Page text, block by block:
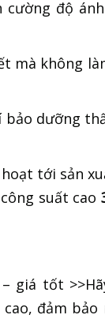
độ
mà không
bảo dưỡng
tới sản
suất cao
giá tốt
đảm bảo